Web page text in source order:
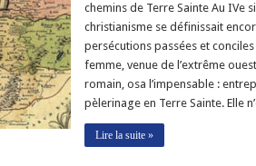
chemins de Terre Sainte Au IVe
christianisme se définissait
persécutions passées et
femme, venue de l’extrême
romain, osa l’impensable :
pèlerinage en Terre Sainte. Elle
Lire la suite »